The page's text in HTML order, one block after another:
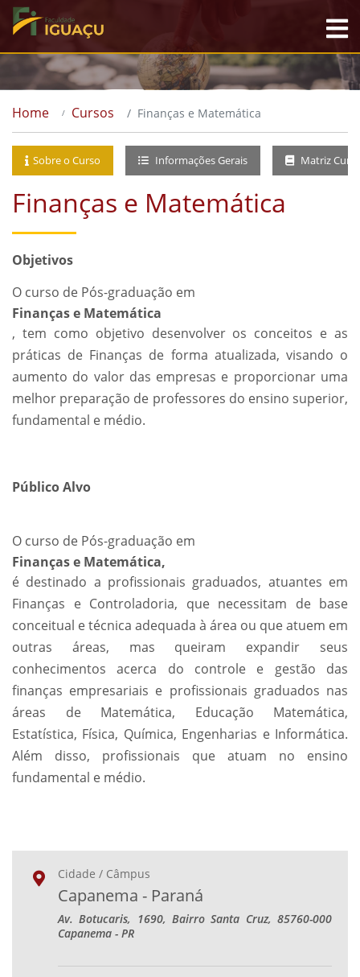
Home Cursos Finanças e Matemática
Sobre o Curso Informações Gerais Matriz
Finanças e Matemática
Objetivos
O curso de Pós-graduação em
Finanças e Matemática
, tem como objetivo desenvolver os conceitos e as
práticas de Finanças de forma atualizada, visando o
aumento do valor das empresas e proporcionar uma
melhor preparação de professores do ensino superior,
fundamental e médio.
Público Alvo
O curso de Pós-graduação em
Finanças e Matemática,
é destinado a profissionais graduados, atuantes em
Finanças e Controladoria, que necessitam de base
conceitual e técnica adequada à área ou que atuem em
outras áreas, mas queiram expandir seus
conhecimentos acerca do controle e gestão das
finanças empresariais e profissionais graduados nas
áreas de Matemática, Educação Matemática,
Estatística, Física, Química, Engenharias e Informática.
Além disso, profissionais que atuam no ensino
fundamental e médio.
Cidade / Câmpus
Capanema - Paraná
Av. Botucaris, 1690, Bairro Santa Cruz, 85760-000
Capanema - PR